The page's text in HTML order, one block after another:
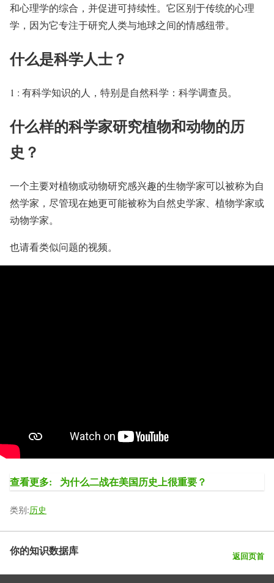
和心理学的综合，并促进可持续性。它区别于传统的心理
学，因为它专注于研究人类与地球之间的情感纽带。
什么是科学人士？
1 : 有科学知识的人，特别是自然科学：科学调查员。
什么样的科学家研究植物和动物的历
史？
一个主要对植物或动物研究感兴趣的生物学家可以被称为自
然学家，尽管现在她更可能被称为自然史学家、植物学家或
动物学家。
也请看类似问题的视频。
查看更多: 为什么二战在美国历史上很重要？
类别:历史
你的知识数据库 返回页首